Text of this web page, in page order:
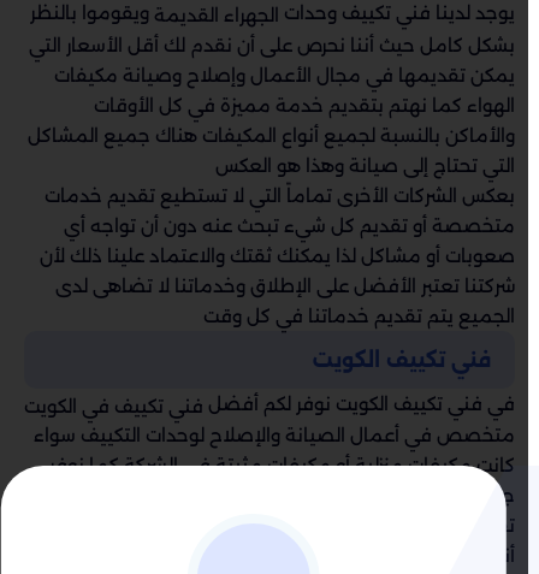
يوجد لدينا فني تكييف وحداتالجهراء القديمةويقوموا بالنظر
بشكل كامل حيث أننا نحرص على أن نقدم لك أقل الأسعار التي
يمكن تقديمها في مجال الأعمال وإصلاح وصيانة مكيفات
الهواء كما نهتم بتقديم خدمة مميزة في كل الأوقات
والأماكن بالنسبة لجميع أنواع المكيفات هناك جميع المشاكل
التي تحتاج إلى صيانة وهذا هو العكس
بعكس الشركات الأخرى تماماً التي لا تستطيع تقديم خدمات
متخصصة أو تقديم كل شيء تبحث عنه دون أن تواجه أي
صعوبات أو مشاكل لذا يمكنك ثقتك والاعتماد علينا ذلك لأن
شركتنا تعتبر الأفضل على الإطلاق وخدماتنا لا تضاهى لدى
الجميع يتم تقديم خدماتنا في كل وقت
فني تكييف الكويت
في فني تكييف الكويت نوفر لكم أفضل فني تكييف في الكويت
متخصص في أعمال الصيانة والإصلاح لوحدات التكييف سواء
كانت مكيفات منزلية أو مكيفات مثبتة في الشركة كما نوفر
جميع الأنواع بأسعار رائعة سهولة وسرعة عالية مع ضمان
تقديم الخدمات المتنوعة ويمكننا تركيب قطع الغيار بجميع
أنواعه يعتمد فني التكييف في هذه الشركة على الأدوات